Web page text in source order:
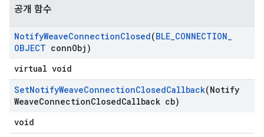
공개 함수
NotifyWeaveConnectionClosed(BLE_CONNECTION_
OBJECT connObj)
virtual void
SetNotifyWeaveConnectionClosedCallback(Notify
WeaveConnectionClosedCallback cb)
void